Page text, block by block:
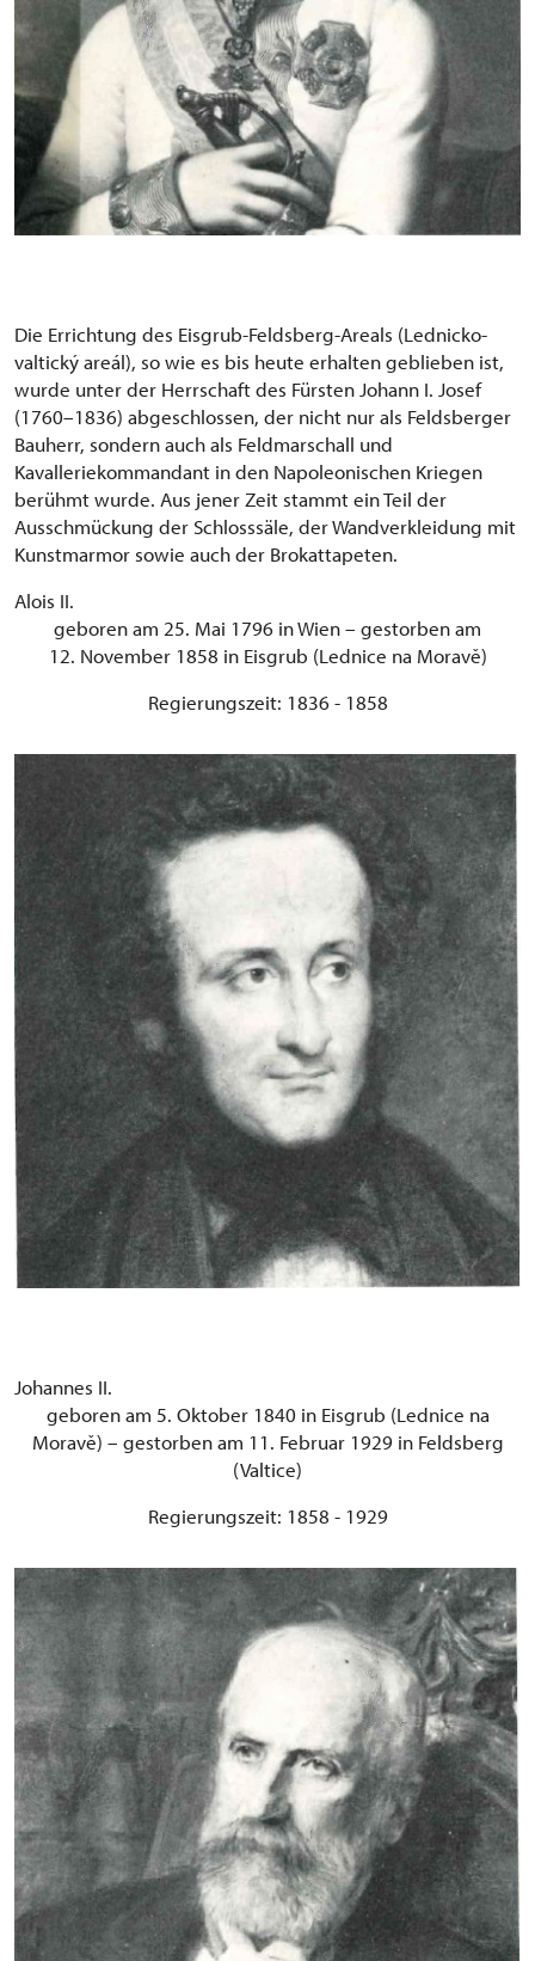
Die Errichtung des Eisgrub-Feldsberg-Areals (Lednicko-
valtický areál), so wie es bis heute erhalten geblieben ist,
wurde unter der Herrschaft des Fürsten Johann I. Josef
(1760–1836) abgeschlossen, der nicht nur als Feldsberger
Bauherr, sondern auch als Feldmarschall und
Kavalleriekommandant in den Napoleonischen Kriegen
berühmt wurde. Aus jener Zeit stammt ein Teil der
Ausschmückung der Schlosssäle, der Wandverkleidung mit
Kunstmarmor sowie auch der Brokattapeten.
Alois II.
geboren am 25. Mai 1796 in Wien – gestorben am
12. November 1858 in Eisgrub (Lednice na Moravě)
Regierungszeit: 1836 - 1858
Johannes II.
geboren am 5. Oktober 1840 in Eisgrub (Lednice na
Moravě) – gestorben am 11. Februar 1929 in Feldsberg
(Valtice)
Regierungszeit: 1858 - 1929